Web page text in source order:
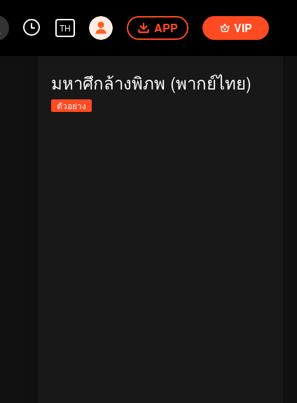
TH APP VIP
มหาศึกล้างพิภพ (พากย์ไทย)
ตัวอย่าง